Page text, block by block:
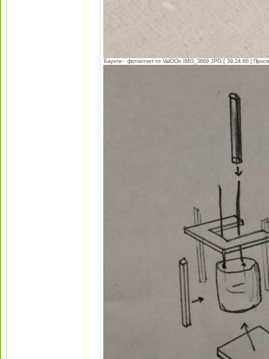
Баунти - фотоотчет от ValOOn IMG_3669.JPG [ 39.24 Кб |